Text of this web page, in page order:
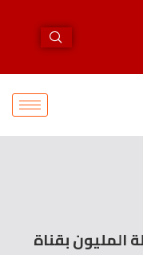
بقناة